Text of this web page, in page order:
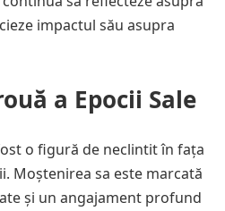
impactul său asupra
a Epocii Sale
o figură de neclintit în fața
Moștenirea sa este marcată
și un angajament profund